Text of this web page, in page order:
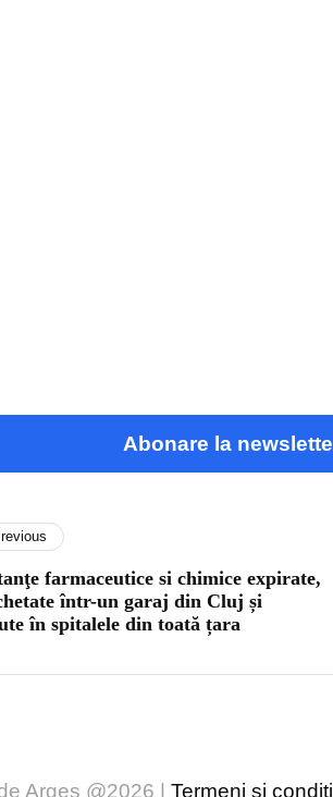
Abonare la
farmaceutice si chimice expirate,
într-un garaj din Cluj și
în spitalele din toată țara
Arges @2026 | Termeni și